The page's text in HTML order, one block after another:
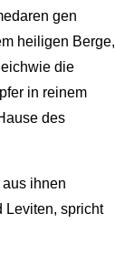
gen
heiligen Berge,
die
in reinem
des
ihnen
Leviten, spricht